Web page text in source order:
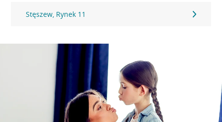
Stęszew, Rynek 11